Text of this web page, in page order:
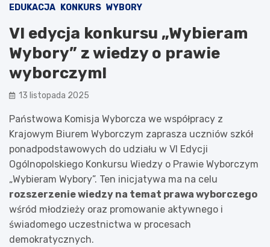
EDUKACJA KONKURS WYBORY
VI edycja konkursu „Wybieram
Wybory” z wiedzy o prawie
wyborczym!
13 listopada 2025
Państwowa Komisja Wyborcza we współpracy z
Krajowym Biurem Wyborczym zaprasza uczniów szkół
ponadpodstawowych do udziału w VI Edycji
Ogólnopolskiego Konkursu Wiedzy o Prawie Wyborczym
„Wybieram Wybory”. Ten inicjatywa ma na celu
rozszerzenie wiedzy na temat prawa wyborczego
wśród młodzieży oraz promowanie aktywnego i
świadomego uczestnictwa w procesach
demokratycznych.